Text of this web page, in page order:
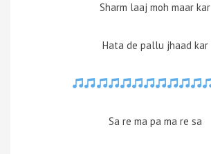
Sharm laaj moh maar kar
Hata de pallu jhaad kar
Sa re ma pa ma re sa